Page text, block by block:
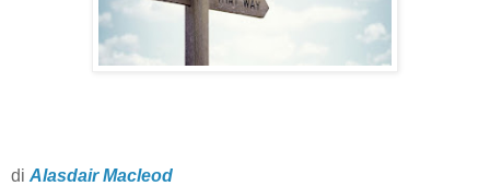
di Alasdair Macleod